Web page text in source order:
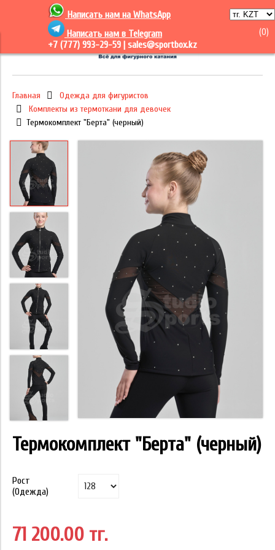
Написать нам на WhatsApp
Написать нам в Telegram
+7 (777) 993-29-59 | sales@sportbox.kz
(0)
Главная
Одежда для фигуристов
Комплекты из термоткани для девочек
Термокомплект "Берта" (черный)
Термокомплект "Берта" (черный)
Рост
(Одежда)
71 200.00 тг.